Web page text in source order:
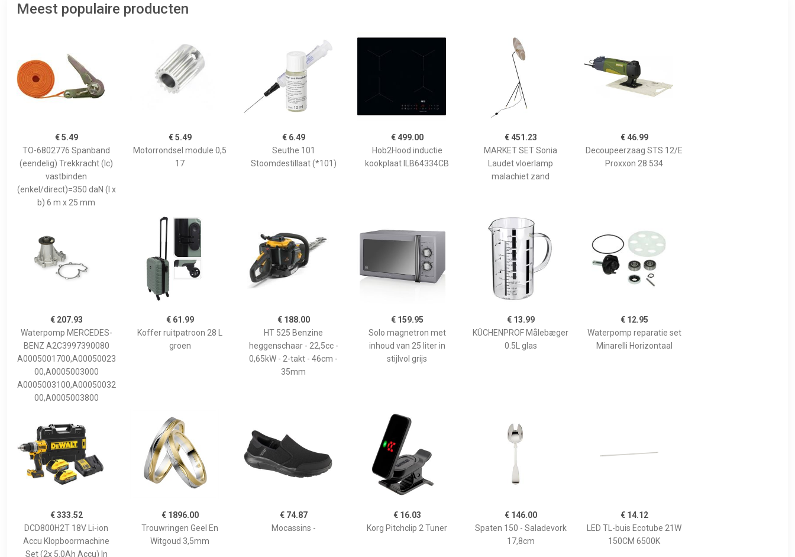
Meest populaire producten
€ 5.49
TO-6802776 Spanband
(eendelig) Trekkracht (lc)
vastbinden
(enkel/direct)=350 daN (l x
b) 6 m x 25 mm
€ 5.49
Motorrondsel module 0,5
17
€ 6.49
Seuthe 101
Stoomdestillaat (*101)
€ 499.00
Hob2Hood inductie
kookplaat ILB64334CB
€ 451.23
MARKET SET Sonia
Laudet vloerlamp
malachiet zand
€ 46.99
Decoupeerzaag STS 12/E
Proxxon 28 534
€ 207.93
Waterpomp MERCEDES-
BENZ A2C3997390080
A0005001700,A00050023
00,A0005003000
A0005003100,A00050032
00,A0005003800
€ 61.99
Koffer ruitpatroon 28 L
groen
€ 188.00
HT 525 Benzine
heggenschaar - 22,5cc -
0,65kW - 2-takt - 46cm -
35mm
€ 159.95
Solo magnetron met
inhoud van 25 liter in
stijlvol grijs
€ 13.99
KÜCHENPROF Målebæger
0.5L glas
€ 12.95
Waterpomp reparatie set
Minarelli Horizontaal
€ 333.52
DCD800H2T 18V Li-ion
Accu Klopboormachine
Set (2x 5.0Ah Accu) In
€ 1896.00
Trouwringen Geel En
Witgoud 3,5mm
€ 74.87
Mocassins -
€ 16.03
Korg Pitchclip 2 Tuner
€ 146.00
Spaten 150 - Saladevork
17,8cm
€ 14.12
LED TL-buis Ecotube 21W
150CM 6500K